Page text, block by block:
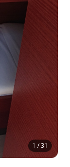
1 / 31